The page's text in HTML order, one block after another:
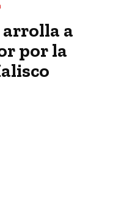
a
por la